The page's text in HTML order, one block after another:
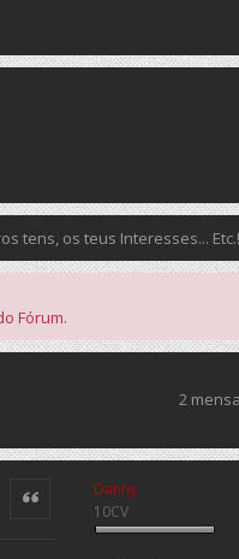
tens, os teus Interesses... Etc.!
Fórum.
2
Danny
10CV
Citar